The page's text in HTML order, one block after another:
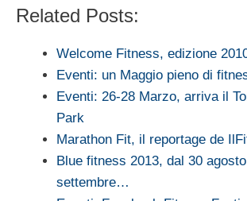
Related Posts:
Welcome Fitness, edizione
Eventi: un Maggio pieno di
Eventi: 26-28 Marzo, arriva il
Park
Marathon Fit, il reportage de
Blue fitness 2013, dal 30
settembre…